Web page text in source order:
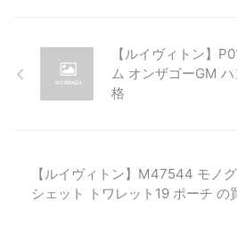
【ルイヴィトン】
ム オンザゴーGM
格
【ルイヴィトン】M47544 モノ
シェット トワレット19 ポーチ の